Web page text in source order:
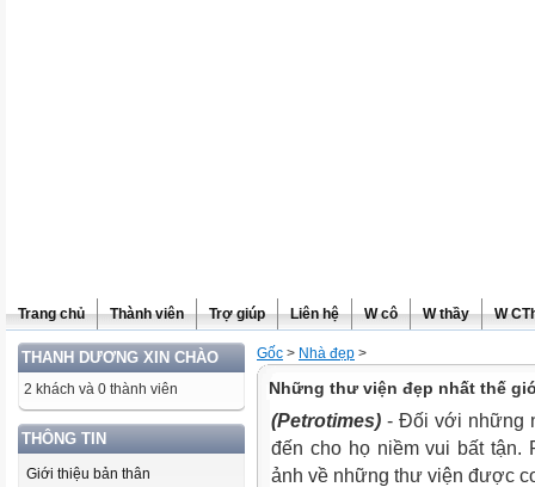
Trang chủ Thành viên Trợ giúp Liên hệ W cô W thầy W
THANH DƯƠNG XIN CHÀO
2 khách và 0 thành viên
THÔNG TIN
Giới thiệu bản thân
Gốc > Nhà đẹp >
Những thư viện đẹp nhất thế
(Petrotimes) - Đối với những
đến cho họ niềm vui bất tận.
ảnh về những thư viện được